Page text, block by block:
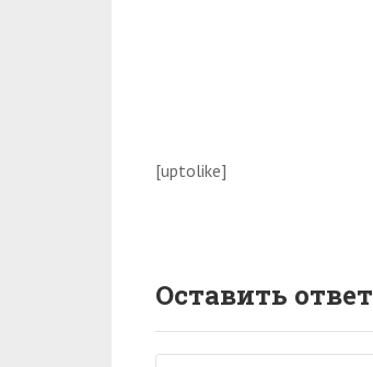
[uptolike]
Оставить ответ